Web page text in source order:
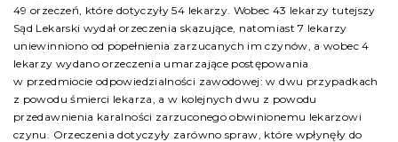
49 orzeczeń, które dotyczyły 54 lekarzy. Wobec 43 lekarzy tutejszy
Sąd Lekarski wydał orzeczenia skazujące, natomiast 7 lekarzy
uniewinniono od popełnienia zarzucanych im czynów, a wobec 4
lekarzy wydano orzeczenia umarzające postępowania
w przedmiocie odpowiedzialności zawodowej: w dwu przypadkach
z powodu śmierci lekarza, a w kolejnych dwu z powodu
przedawnienia karalności zarzuconego obwinionemu lekarzowi
czynu. Orzeczenia dotyczyły zarówno spraw, które wpłynęły do